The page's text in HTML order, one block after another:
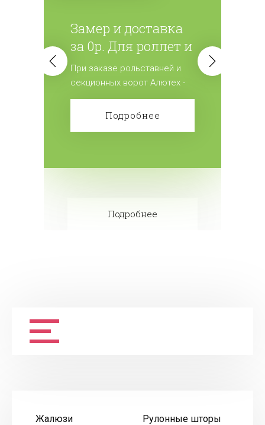
Замер и доставка
за 0р. Для роллет и
ворот
(секционных)
При заказе рольставней и
секционных ворот Алютех -
мы дарим замер и доставку
изделий.Подробнее
Подробнее
Жалюзи
Рулонные шторы